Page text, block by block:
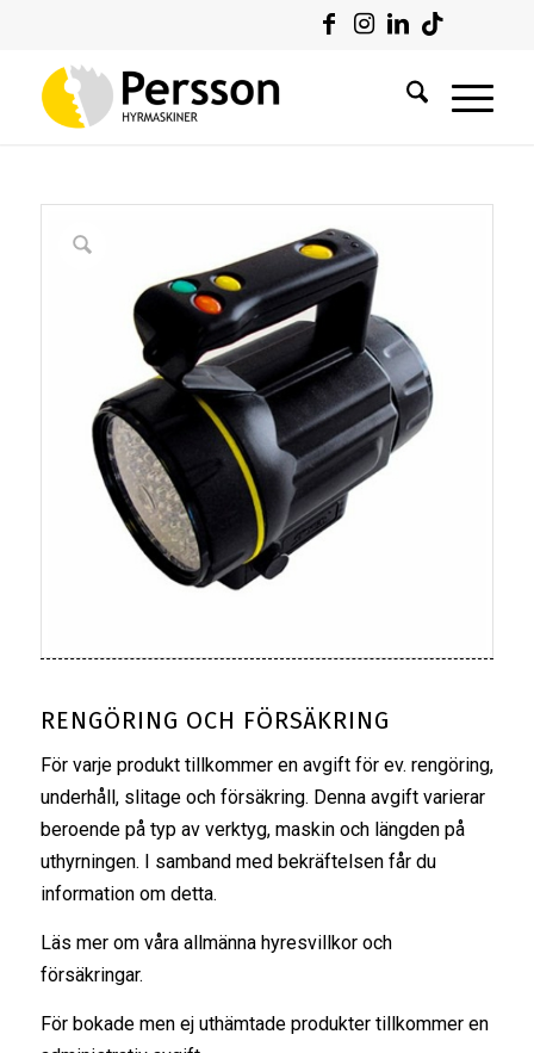
RENGÖRING OCH FÖRSÄKRING
För varje produkt tillkommer en avgift för ev. rengöring,
underhåll, slitage och försäkring. Denna avgift varierar
beroende på typ av verktyg, maskin och längden på
uthyrningen. I samband med bekräftelsen får du
information om detta.
Läs mer om våra allmänna hyresvillkoroch
försäkringar.
För bokade men ej uthämtade produkter tillkommer en